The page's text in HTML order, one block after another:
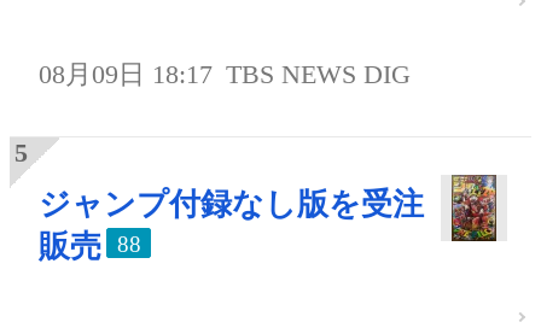
08月09日 18:17 TBS NEWS DIG
ジャンプ付録なし版を受注
販売
88